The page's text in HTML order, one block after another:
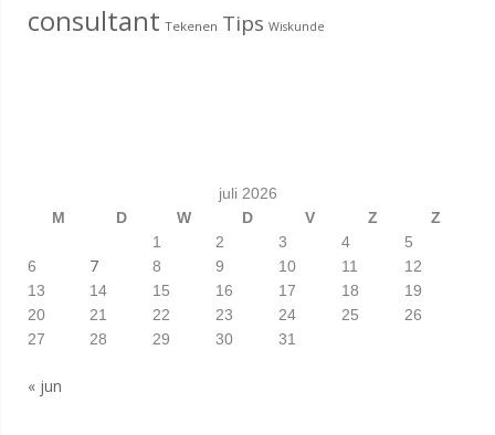
consultant Tekenen Tips Wiskunde
juli 2026
M
D W D V Z
Z
1
2 3 4
5
6
7 8 9 10 11
12
13
14 15 16 17 18
19
20
21 22 23 24 25
26
27
28 29 30 31
« jun